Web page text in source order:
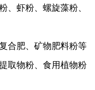
、虾粉、螺旋藻粉、
合肥、矿物肥料粉等
取物粉、食用植物粉